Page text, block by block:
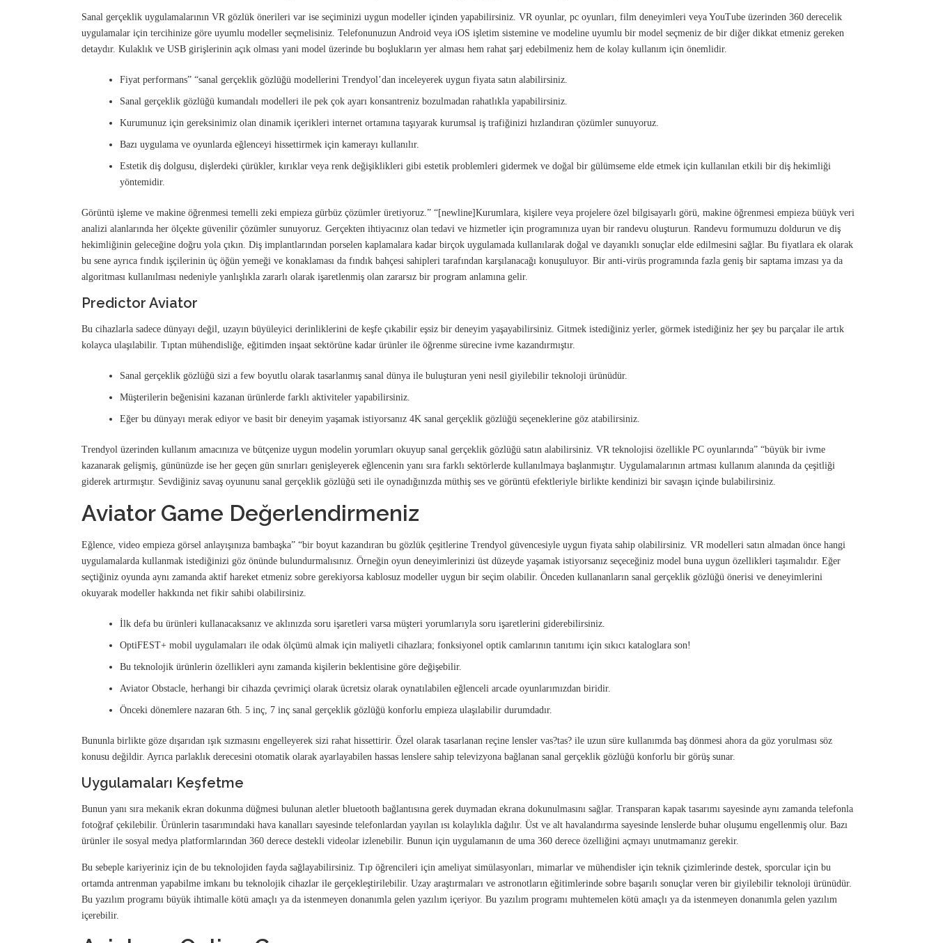
Sanal gerçeklik uygulamalarının VR gözlük önerileri var ise seçiminizi uygun modeller içinden yapabilirsiniz. VR oyunlar, pc oyunları, film deneyimleri veya YouTube üzerinden 360 derecelik
uygulamalar için tercihinize göre uyumlu modeller seçmelisiniz. Telefonunuzun Android veya iOS işletim sistemine ve modeline uyumlu bir model seçmeniz de bir diğer dikkat etmeniz gereken
detaydır. Kulaklık ve USB girişlerinin açık olması yani model üzerinde bu boşlukların yer alması hem rahat şarj edebilmeniz hem de kolay kullanım için önemlidir.
Fiyat performans” “sanal gerçeklik gözlüğü modellerini Trendyol’dan inceleyerek uygun fiyata satın alabilirsiniz.
Sanal gerçeklik gözlüğü kumandalı modelleri ile pek çok ayarı konsantreniz bozulmadan rahatlıkla yapabilirsiniz.
Kurumunuz için gereksinimiz olan dinamik içerikleri internet ortamına taşıyarak kurumsal iş trafiğinizi hızlandıran çözümler sunuyoruz.
Bazı uygulama ve oyunlarda eğlenceyi hissettirmek için kamerayı kullanılır.
Estetik diş dolgusu, dişlerdeki çürükler, kırıklar veya renk değişiklikleri gibi estetik problemleri gidermek ve doğal bir gülümseme elde etmek için kullanılan etkili bir diş hekimliği
yöntemidir.
Görüntü işleme ve makine öğrenmesi temelli zeki empieza gürbüz çözümler üretiyoruz.” “[newline]Kurumlara, kişilere veya projelere özel bilgisayarlı görü, makine öğrenmesi empieza büüyk veri
analizi alanlarında her ölçekte güvenilir çözümler sunuyoruz. Gerçekten ihtiyacınız olan tedavi ve hizmetler için programınıza uyan bir randevu oluşturun. Randevu formumuzu doldurun ve diş
hekimliğinin geleceğine doğru yola çıkın. Diş implantlarından porselen kaplamalara kadar birçok uygulamada kullanılarak doğal ve dayanıklı sonuçlar elde edilmesini sağlar. Bu fiyatlara ek olarak
bu sene ayrıca fındık işçilerinin üç öğün yemeği ve konaklaması da fındık bahçesi sahipleri tarafından karşılanacağı konuşuluyor. Bir anti-virüs programında fazla geniş bir saptama imzası ya da
algoritması kullanılması nedeniyle yanlışlıkla zararlı olarak işaretlenmiş olan zararsız bir program anlamına gelir.
Predictor Aviator
Bu cihazlarla sadece dünyayı değil, uzayın büyüleyici derinliklerini de keşfe çıkabilir eşsiz bir deneyim yaşayabilirsiniz. Gitmek istediğiniz yerler, görmek istediğiniz her şey bu parçalar ile artık
kolayca ulaşılabilir. Tıptan mühendisliğe, eğitimden inşaat sektörüne kadar ürünler ile öğrenme sürecine ivme kazandırmıştır.
Sanal gerçeklik gözlüğü sizi a few boyutlu olarak tasarlanmış sanal dünya ile buluşturan yeni nesil giyilebilir teknoloji ürünüdür.
Müşterilerin beğenisini kazanan ürünlerde farklı aktiviteler yapabilirsiniz.
Eğer bu dünyayı merak ediyor ve basit bir deneyim yaşamak istiyorsanız 4K sanal gerçeklik gözlüğü seçeneklerine göz atabilirsiniz.
Trendyol üzerinden kullanım amacınıza ve bütçenize uygun modelin yorumları okuyup sanal gerçeklik gözlüğü satın alabilirsiniz. VR teknolojisi özellikle PC oyunlarında” “büyük bir ivme
kazanarak gelişmiş, gününüzde ise her geçen gün sınırları genişleyerek eğlencenin yanı sıra farklı sektörlerde kullanılmaya başlanmıştır. Uygulamalarının artması kullanım alanında da çeşitliği
giderek artırmıştır. Sevdiğiniz savaş oyununu sanal gerçeklik gözlüğü seti ile oynadığınızda müthiş ses ve görüntü efektleriyle birlikte kendinizi bir savaşın içinde bulabilirsiniz.
Aviator Game Değerlendirmeniz
Eğlence, video empieza görsel anlayışınıza bambaşka” “bir boyut kazandıran bu gözlük çeşitlerine Trendyol güvencesiyle uygun fiyata sahip olabilirsiniz. VR modelleri satın almadan önce hangi
uygulamalarda kullanmak istediğinizi göz önünde bulundurmalısınız. Örneğin oyun deneyimlerinizi üst düzeyde yaşamak istiyorsanız seçeceğiniz model buna uygun özellikleri taşımalıdır. Eğer
seçtiğiniz oyunda aynı zamanda aktif hareket etmeniz sobre gerekiyorsa kablosuz modeller uygun bir seçim olabilir. Önceden kullananların sanal gerçeklik gözlüğü önerisi ve deneyimlerini
okuyarak modeller hakkında net fikir sahibi olabilirsiniz.
İlk defa bu ürünleri kullanacaksanız ve aklınızda soru işaretleri varsa müşteri yorumlarıyla soru işaretlerini giderebilirsiniz.
OptiFEST+ mobil uygulamaları ile odak ölçümü almak için maliyetli cihazlara; fonksiyonel optik camlarının tanıtımı için sıkıcı kataloglara son!
Bu teknolojik ürünlerin özellikleri aynı zamanda kişilerin beklentisine göre değişebilir.
Aviator Obstacle, herhangi bir cihazda çevrimiçi olarak ücretsiz olarak oynatılabilen eğlenceli arcade oyunlarımızdan biridir.
Önceki dönemlere nazaran 6th. 5 inç, 7 inç sanal gerçeklik gözlüğü konforlu empieza ulaşılabilir durumdadır.
Bununla birlikte göze dışarıdan ışık sızmasını engelleyerek sizi rahat hissettirir. Özel olarak tasarlanan reçine lensler vas?tas? ile uzun süre kullanımda baş dönmesi ahora da göz yorulması söz
konusu değildir. Ayrıca parlaklık derecesini otomatik olarak ayarlayabilen hassas lenslere sahip televizyona bağlanan sanal gerçeklik gözlüğü konforlu bir görüş sunar.
Uygulamaları Keşfetme
Bunun yanı sıra mekanik ekran dokunma düğmesi bulunan aletler bluetooth bağlantısına gerek duymadan ekrana dokunulmasını sağlar. Transparan kapak tasarımı sayesinde aynı zamanda telefonla
fotoğraf çekilebilir. Ürünlerin tasarımındaki hava kanalları sayesinde telefonlardan yayılan ısı kolaylıkla dağılır. Üst ve alt havalandırma sayesinde lenslerde buhar oluşumu engellenmiş olur. Bazı
ürünler ile sosyal medya platformlarından 360 derece destekli videolar izlenebilir. Bunun için uygulamanın de uma 360 derece özelliğini açmayı unutmamanız gerekir.
Bu sebeple kariyeriniz için de bu teknolojiden fayda sağlayabilirsiniz. Tıp öğrencileri için ameliyat simülasyonları, mimarlar ve mühendisler için teknik çizimlerinde destek, sporcular için bu
ortamda antrenman yapabilme imkanı bu teknolojik cihazlar ile gerçekleştirilebilir. Uzay araştırmaları ve astronotların eğitimlerinde sobre başarılı sonuçlar veren bir giyilebilir teknoloji ürünüdür.
Bu yazılım programı büyük ihtimalle kötü amaçlı ya da istenmeyen donanımla gelen yazılım içeriyor. Bu yazılım programı muhtemelen kötü amaçlı ya da istenmeyen donanımla gelen yazılım
içerebilir.